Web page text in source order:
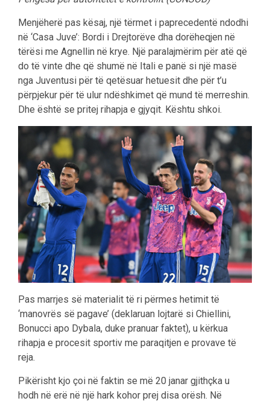
Menjëherë pas kësaj, një tërmet i paprecedentë ndodhi
në ‘Casa Juve’: Bordi i Drejtorëve dha dorëheqjen në
tërësi me Agnellin në krye. Një paralajmërim për atë që
do të vinte dhe që shumë në Itali e panë si një masë
nga Juventusi për të qetësuar hetuesit dhe për t’u
përpjekur për të ulur ndëshkimet që mund të merreshin.
Dhe është se pritej rihapja e gjyqit. Kështu shkoi.
Pas marrjes së materialit të ri përmes hetimit të
‘manovrës së pagave’ (deklaruan lojtarë si Chiellini,
Bonucci apo Dybala, duke pranuar faktet), u kërkua
rihapja e procesit sportiv me paraqitjen e provave të
reja.
Pikërisht kjo çoi në faktin se më 20 janar gjithçka u
hodh në erë në një hark kohor prej disa orësh. Në